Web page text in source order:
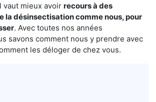
vaut mieux avoir recours à des
la désinsectisation comme nous, pour
. Avec toutes nos années
savons comment nous y prendre avec
les déloger de chez vous.